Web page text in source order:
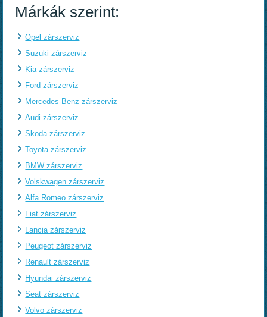
Márkák szerint:
Opel zárszerviz
Suzuki zárszerviz
Kia zárszerviz
Ford zárszerviz
Mercedes-Benz zárszerviz
Audi zárszerviz
Skoda zárszerviz
Toyota zárszerviz
BMW zárszerviz
Volskwagen zárszerviz
Alfa Romeo zárszerviz
Fiat zárszerviz
Lancia zárszerviz
Peugeot zárszerviz
Renault zárszerviz
Hyundai zárszerviz
Seat zárszerviz
Volvo zárszerviz